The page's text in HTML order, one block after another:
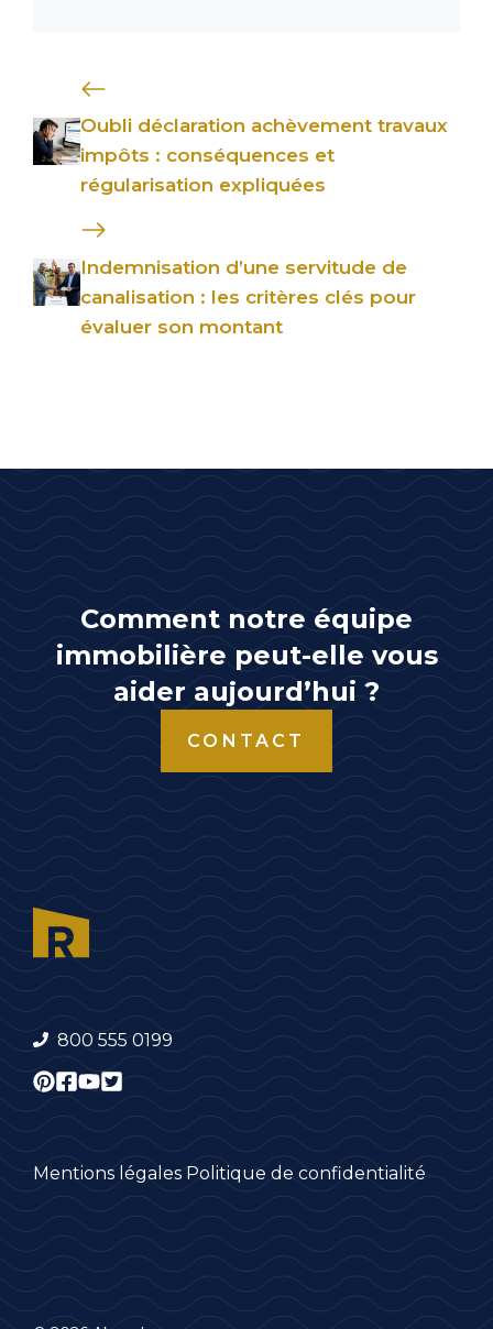
Oubli déclaration achèvement travaux
impôts : conséquences et
régularisation expliquées
Indemnisation d’une servitude de
canalisation : les critères clés pour
évaluer son montant
Comment notre équipe
immobilière peut-elle vous
aider aujourd’hui ?
CONTACT
800 555 0199
Mentions légales Politique de confidentialité